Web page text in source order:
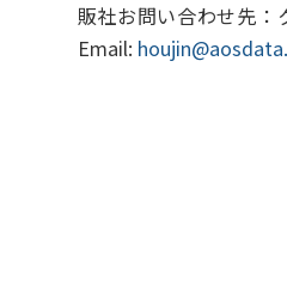
販社お問い合わせ先
Email: